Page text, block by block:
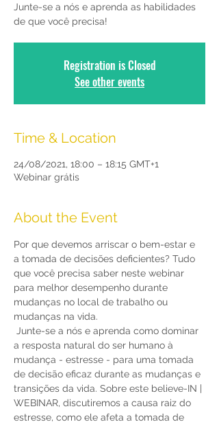
Junte-se a nós e aprenda as habilidades
de que você precisa!
Registration is Closed
See other events
Time & Location
24/08/2021, 18:00 – 18:15 GMT+1
Webinar grátis
About the Event
Por que devemos arriscar o bem-estar e
a tomada de decisões deficientes? Tudo
que você precisa saber neste webinar
para melhor desempenho durante
mudanças no local de trabalho ou
mudanças na vida.
a resposta natural do ser humano à
mudança - estresse - para uma tomada
de decisão eficaz durante as mudanças e
transições da vida. Sobre este believe-IN |
WEBINAR, discutiremos a causa raiz do
estresse, como ele afeta a tomada de